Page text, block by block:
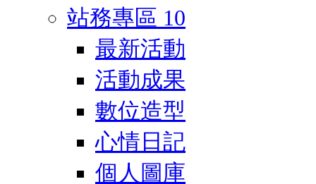
站務專區 10
最新活動
活動成果
數位造型
心情日記
個人圖庫